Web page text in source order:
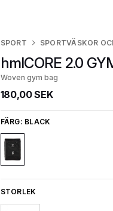
SPORT SPORTVÄSKOR
hmlCORE 2.0
Woven gym bag
180,00 SEK
FÄRG: BLACK
STORLEK